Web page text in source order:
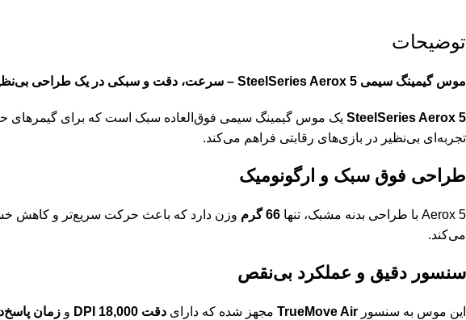
توضیحات
موس گیمینگ سیمی SteelSeries Aerox 5 – سرعت، دقت و سبکی در یک طراحی بی‌نظیر
SteelSeries Aerox 5 یک موس گیمینگ سیمی فوق‌العاده سبک است که برای گیمرهای
تجربه‌ای بی‌نظیر در بازی‌های رقابتی فراهم می‌کند.
طراحی فوق سبک و ارگونومیک
Aerox 5 با طراحی بدنه مشبک، تنها 66 گرم وزن دارد که باعث حرکت سریع‌تر و کاهش
می‌کند.
سنسور دقیق و عملکرد بی‌نقص
این موس به سنسور TrueMove Air مجهز شده که دارای دقت 18,000 DPI و زمان پاسخ‌دهی 1